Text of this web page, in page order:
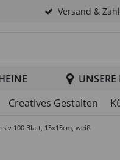
Versand &
Creatives Gestalten
100 Blatt, 15x15cm, weiß